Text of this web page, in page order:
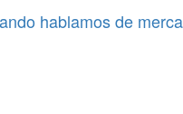
hablamos de